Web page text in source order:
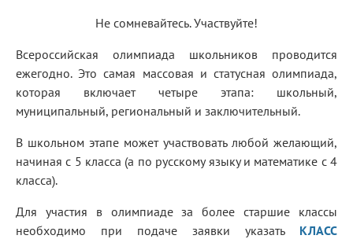
Не сомневайтесь. Участвуйте!
Всероссийская олимпиада школьников проводится
ежегодно. Это самая массовая и статусная олимпиада,
которая включает четыре этапа: школьный,
муниципальный, региональный и заключительный.
В школьном этапе может участвовать любой желающий,
начиная с 5 класса (а по русскому языку и математике с 4
класса).
Для участия в олимпиаде за более старшие классы
необходимо при подаче заявки указать КЛАСС